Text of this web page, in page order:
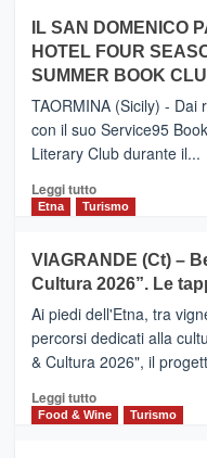
da
Neos
PIEDIMONTE
ETNEO
–
Meta
turistica
privilegiata
secondo
dati
di
Anche
la
Alcantara
nei
primi
nella
classifica
IL SAN DOMENICO
HOTEL FOUR
SUMMER BOOK
TAORMINA (Sicily) - Dai
con il suo Service95
Literary Club durante il...
Leggi tuttoLeggi
di
IL
SAN
DOMENICO
PALACE
TAORMINA,
UN
HOTEL
FOUR
Etna Turismo
VIAGRANDE (Ct) –
Cultura 2026”. Le
Ai piedi dell'Etna, tra
percorsi dedicati alla
& Cultura 2026", il
Leggi tuttoLeggi
di
Food & Wine Turismo